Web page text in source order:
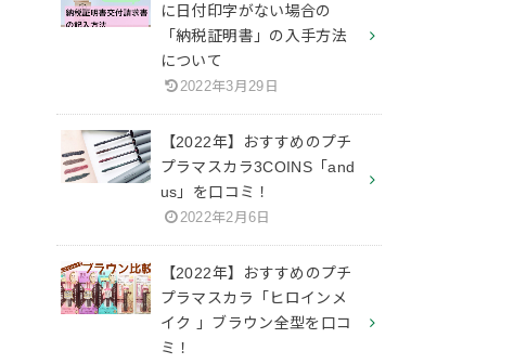
に日付印字がない場合の
「納税証明書」の入手方法
について
2022年3月29日
【2022年】おすすめのプチ
プラマスカラ3COINS「and
us」を口コミ！
2022年2月6日
【2022年】おすすめのプチ
プラマスカラ「ヒロインメ
イク 」ブラウン全型を口コ
ミ！